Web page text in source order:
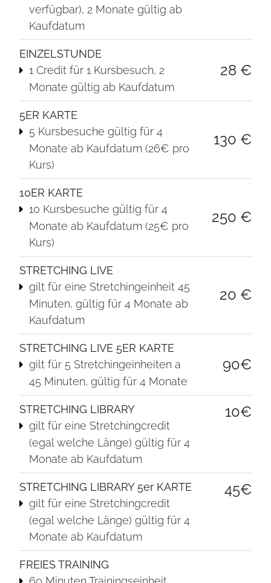
verfügbar), 2 Monate gültig ab
Kaufdatum
EINZELSTUNDE
1 Credit für 1 Kursbesuch, 2
Monate gültig ab Kaufdatum
28 €
5ER KARTE
5 Kursbesuche gültig für 4
Monate ab Kaufdatum (26€ pro
Kurs)
130 €
10ER KARTE
10 Kursbesuche gültig für 4
Monate ab Kaufdatum (25€ pro
Kurs)
250 €
STRETCHING LIVE
gilt für eine Stretching­einheit 45
Minuten, gültig für 4 Monate ab
Kaufdatum
20 €
STRETCHING LIVE 5ER KARTE
gilt für 5 Stretching­einheiten a
45 Minuten, gültig für 4 Monate
90€
STRETCHING LIBRARY
gilt für eine Stretchingcredit
(egal welche Länge) gültig für 4
Monate ab Kaufdatum
10€
STRETCHING LIBRARY 5er KARTE
gilt für eine Stretchingcredit
(egal welche Länge) gültig für 4
Monate ab Kaufdatum
45€
FREIES TRAINING